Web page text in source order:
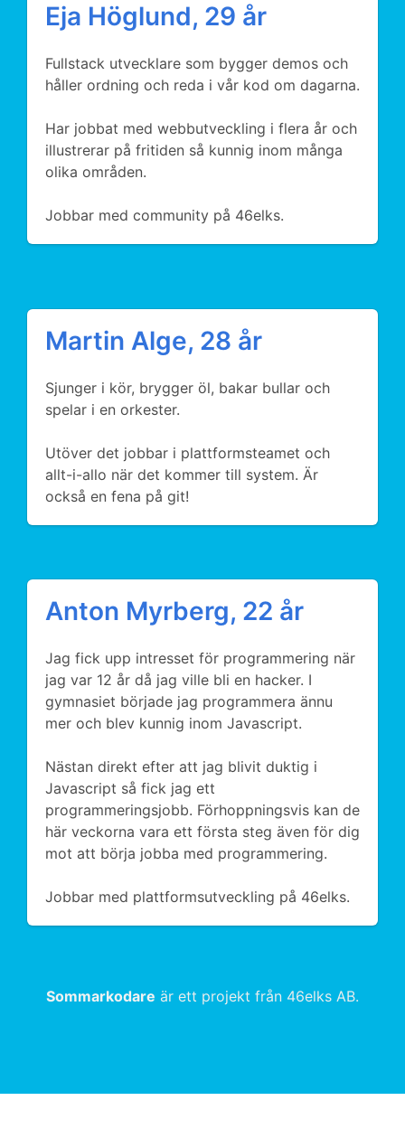
Eja Höglund, 29 år
Fullstack utvecklare som bygger demos och
håller ordning och reda i vår kod om dagarna.
Har jobbat med webbutveckling i flera år och
illustrerar på fritiden så kunnig inom många
olika områden.
Jobbar med community på 46elks.
Martin Alge, 28 år
Sjunger i kör, brygger öl, bakar bullar och
spelar i en orkester.
Utöver det jobbar i plattformsteamet och
allt-i-allo när det kommer till system. Är
också en fena på git!
Anton Myrberg, 22 år
Jag fick upp intresset för programmering när
jag var 12 år då jag ville bli en hacker. I
gymnasiet började jag programmera ännu
mer och blev kunnig inom Javascript.
Nästan direkt efter att jag blivit duktig i
Javascript så fick jag ett
programmeringsjobb. Förhoppningsvis kan de
här veckorna vara ett första steg även för dig
mot att börja jobba med programmering.
Jobbar med plattformsutveckling på 46elks.
Sommarkodare är ett projekt från 46elks AB.